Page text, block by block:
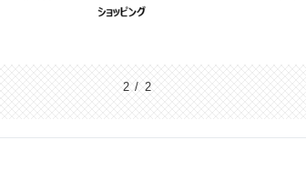
2 / 2